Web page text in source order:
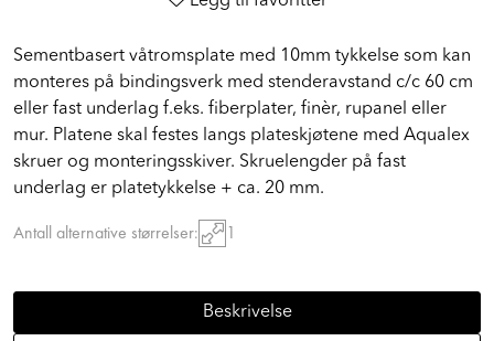
Sementbasert våtromsplate med 10mm tykkelse som kan
monteres på bindingsverk med stenderavstand c/c 60 cm
eller fast underlag f.eks. fiberplater, finèr, rupanel eller
mur. Platene skal festes langs plateskjøtene med Aqualex
skruer og monteringsskiver. Skruelengder på fast
underlag er platetykkelse + ca. 20 mm.
Antall alternative størrelser: 1
Beskrivelse